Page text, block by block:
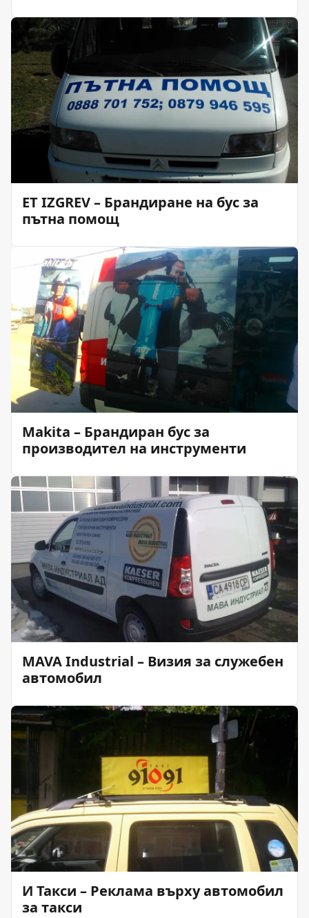
ET IZGREV – Брандиране на бус за
пътна помощ
Makita – Брандиран бус за
производител на инструменти
MAVA Industrial – Визия за служебен
автомобил
И Такси – Реклама върху автомобил
за такси